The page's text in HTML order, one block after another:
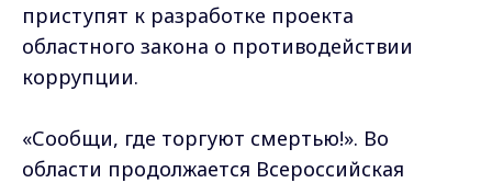
приступят к разработке проекта
областного закона о противодействии
коррупции.
«Сообщи, где торгуют смертью!». Во
области продолжается Всероссийская